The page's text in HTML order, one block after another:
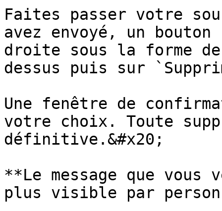
Faites passer votre
avez envoyé, un
droite sous la forme
dessus puis sur
Une fenêtre de
votre choix. Toute
définitive.&#x20;
**Le message que vous
plus visible par